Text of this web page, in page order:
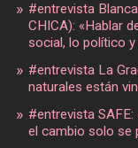
#entrevista
CHICA): «Hablar
social, lo político
#entrevista La
naturales están
#entrevista
el cambio solo se